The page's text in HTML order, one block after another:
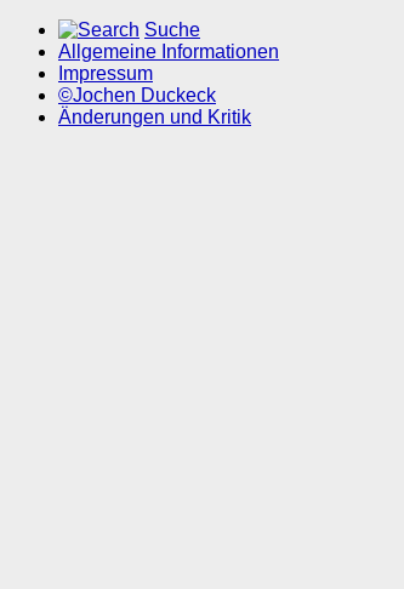
Suche
Allgemeine Informationen
Impressum
©Jochen Duckeck
Änderungen und Kritik